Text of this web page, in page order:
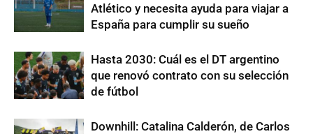
Atlético y necesita ayuda para viajar a
España para cumplir su sueño
Hasta 2030: Cuál es el DT argentino
que renovó contrato con su selección
de fútbol
Downhill: Catalina Calderón, de Carlos